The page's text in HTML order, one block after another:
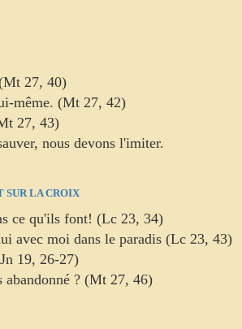
27, 40)
même. (Mt 27, 42)
27, 43)
nous devons l'imiter.
SUR LA CROIX
ce qu'ils font! (Lc 23, 34)
avec moi dans le paradis (Lc 23, 43)
19, 26-27)
? (Mt 27, 46)